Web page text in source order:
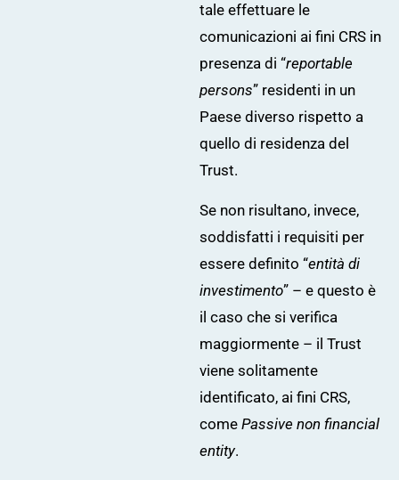
tale effettuare le
comunicazioni ai fini CRS in
presenza di “reportable
persons” residenti in un
Paese diverso rispetto a
quello di residenza del
Trust.
Se non risultano, invece,
soddisfatti i requisiti per
essere definito “entità di
investimento” – e questo è
il caso che si verifica
maggiormente – il Trust
viene solitamente
identificato, ai fini CRS,
come Passive non financial
entity.